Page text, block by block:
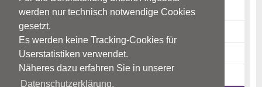
werden nur technisch notwendige Cookies
gesetzt.
Es werden keine Tracking-Cookies für
Userstatistiken verwendet.
Näheres dazu erfahren Sie in unserer
Datenschutzerklärung.
Diagnostik
Therapie
Risikofaktoren